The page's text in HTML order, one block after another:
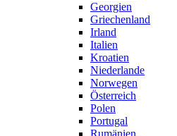
Georgien
Griechenland
Irland
Italien
Kroatien
Niederlande
Norwegen
Österreich
Polen
Portugal
Rumänien